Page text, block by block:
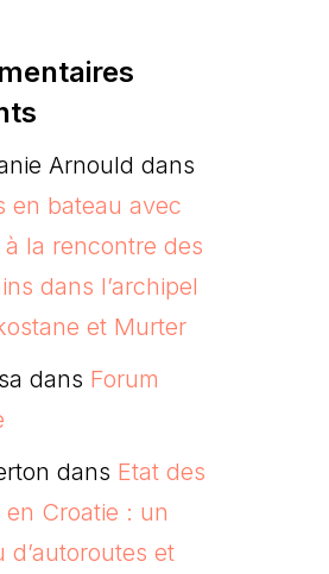
Arnould dans
en bateau avec
à la rencontre des
dans l’archipel
et Murter
dans Forum
dans Etat des
en Croatie : un
d’autoroutes et